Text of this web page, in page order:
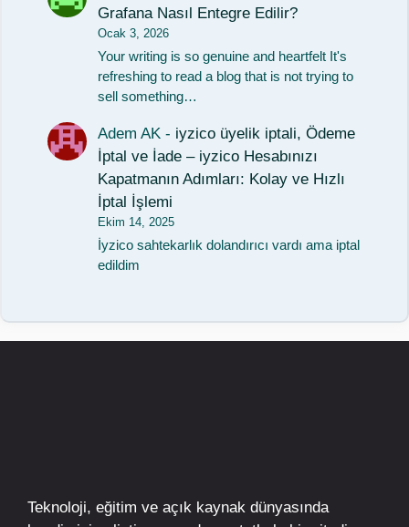
Grafana Nasıl Entegre Edilir?
Ocak 3, 2026
Your writing is so genuine and heartfelt It's
refreshing to read a blog that is not trying to
sell something…
Adem AK - iyzico üyelik iptali, Ödeme
İptal ve İade – iyzico Hesabınızı
Kapatmanın Adımları: Kolay ve Hızlı
İptal İşlemi
Ekim 14, 2025
İyzico sahtekarlık dolandırıcı vardı ama iptal
edildim
Teknoloji, eğitim ve açık kaynak dünyasında